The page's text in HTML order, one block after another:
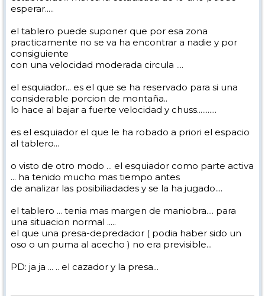
esperar.....
el tablero puede suponer que por esa zona
practicamente no se va ha encontrar a nadie y por
consiguiente
con una velocidad moderada circula ....
el esquiador... es el que se ha reservado para si una
considerable porcion de montaña..
lo hace al bajar a fuerte velocidad y chuss...........
es el esquiador el que le ha robado a priori el espacio
al tablero...
o visto de otro modo ... el esquiador como parte activa
... ha tenido mucho mas tiempo antes
de analizar las posibiliadades y se la ha jugado....
el tablero ... tenia mas margen de maniobra.... para
una situacion normal .....
el que una presa-depredador ( podia haber sido un
oso o un puma al acecho ) no era previsible...
PD: ja ja ... .. el cazador y la presa...